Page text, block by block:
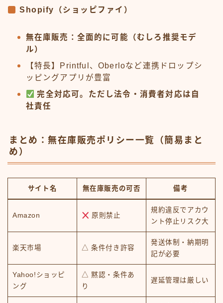
Shopify（ショッピファイ）
無在庫販売：全面的に可能（むしろ推奨モデ
ル）
【特長】Printful、Oberloなど連携ドロップシ
ッピングアプリが豊富
完全対応可。ただし法令・消費者対応は自
社責任
まとめ：無在庫販売ポリシー一覧（簡易まと
め）
サイト名 無在庫販売の可否 備考
Amazon 原則禁止
規約違反でアカウ
ント停止リスク大
楽天市場 △ 条件付き許容
発送体制・納期明
記が必要
Yahoo!ショッピ
ング
△ 黙認・条件あ
り
遅延管理は厳しい